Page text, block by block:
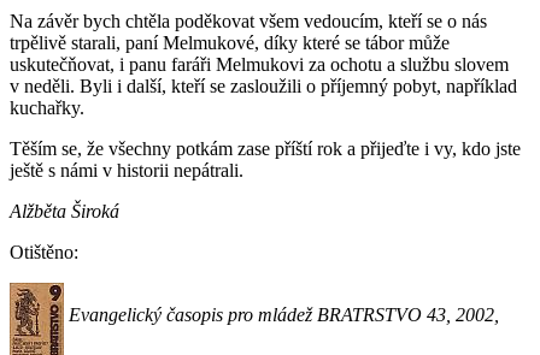
Na závěr bych chtěla poděkovat všem vedoucím, kteří se o nás
trpělivě starali, paní Melmukové, díky které se tábor může
uskutečňovat, i panu faráři Melmukovi za ochotu a službu slovem
v neděli. Byli i další, kteří se zasloužili o příjemný pobyt, například
kuchařky.
Těším se, že všechny potkám zase příští rok a přijeďte i vy, kdo jste
ještě s námi v historii nepátrali.
Alžběta Široká
Otištěno:
Evangelický časopis pro mládež BRATRSTVO 43, 2002,